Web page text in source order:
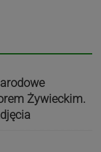
Żywieckim.